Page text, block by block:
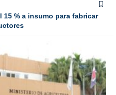
% a insumo para fabricar